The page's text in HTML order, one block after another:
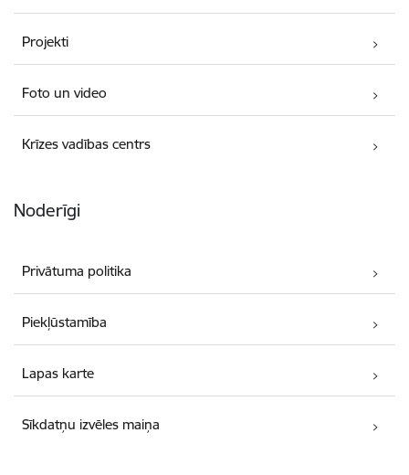
Projekti
Foto un video
Krīzes vadības centrs
Noderīgi
Privātuma politika
Piekļūstamība
Lapas karte
Sīkdatņu izvēles maiņa